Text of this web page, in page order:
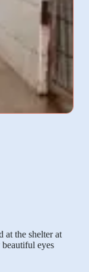
at the shelter at
eyes